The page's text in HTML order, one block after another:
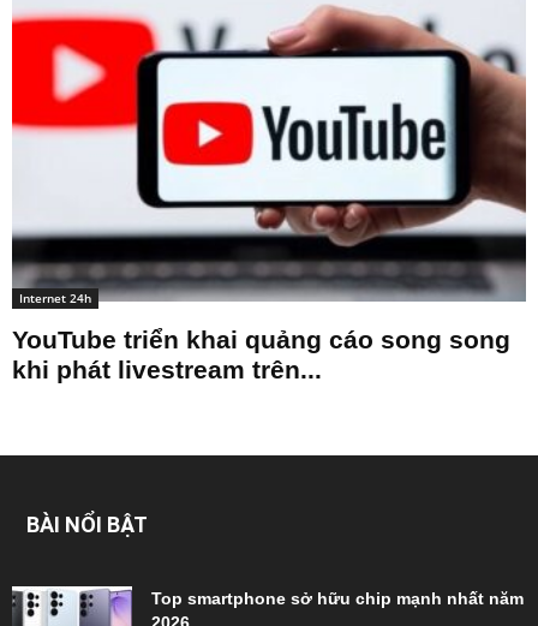
Internet 24h
YouTube triển khai quảng cáo song song
khi phát livestream trên...
BÀI NỔI BẬT
Top smartphone sở hữu chip mạnh nhất năm
2026